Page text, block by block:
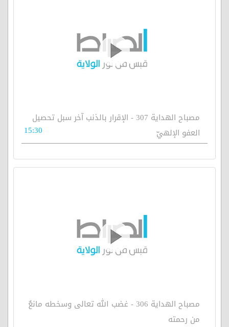
مصباح الهداية 307 - الإقرار بالذنب آخر سبل تحصيل
العفو الإلهيّ
15:30
مصباح الهداية 306 - غضب الله تعالى وسخطه مانعٌ
من رحمته